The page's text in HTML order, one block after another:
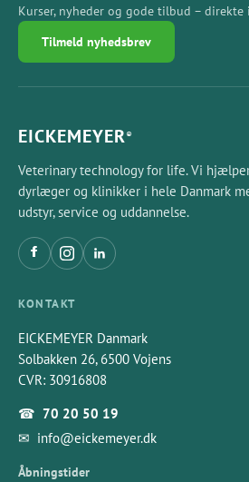
Kurser, nyheder og gode tilbud –
Tilmeld nyhedsbrev
EICKEMEYER®
Veterinary technology for life. Vi
dyrlæger og klinikker i hele Danmark
udstyr, service og uddannelse.
KONTAKT
EICKEMEYER Danmark
Solbakken 26, 6500 Vojens
CVR: 30916808
☎ 70 20 50 19
✉ info@eickemeyer.dk
Åbningstider